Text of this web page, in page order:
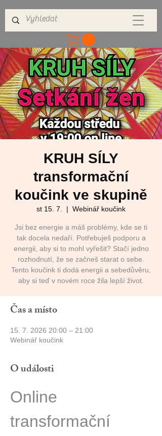
KRUH SÍLY
transformační
koučink ve skupině
st 15. 7.
  |
Webinář koučink
Jsi bez energie a máš problémy, kde se ti
tak docela nedaří. Potřebuješ podporu a
energii, aby si to mohl vyřešit? Stačí jedno
rozhodnutí, že se začneš starat o sebe.
Tento koučink ti dodá energii a sebedůvěru,
aby si teď v novém roce žila lepší život.
Čas a místo
15. 7. 2026 20:00 – 21:00
Webinář koučink
O události
Online
transformační